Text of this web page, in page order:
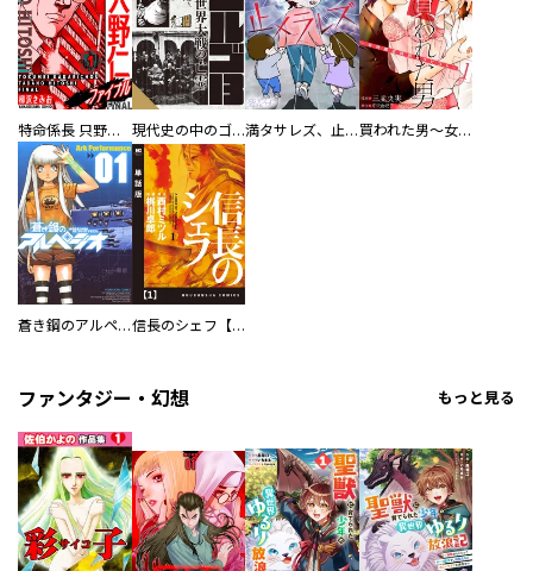
特命係長 只野仁ファイナル 愛蔵版 現代史の中のゴルゴ13 満タサレズ、止メラレズ 買われた男～女性限定快感セラピスト～【描き下ろしおまけ付き特装版】
蒼き鋼のアルペジオ 信長のシェフ【単話版】
ファンタジー・幻想 もっと見る